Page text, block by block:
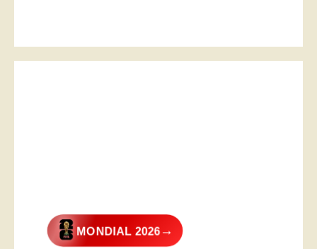
MONDIAL 2026→